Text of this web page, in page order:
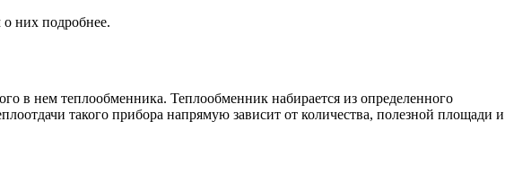
них подробнее.
в нем теплообменника. Теплообменник набирается из определенного
такого прибора напрямую зависит от количества, полезной площади и